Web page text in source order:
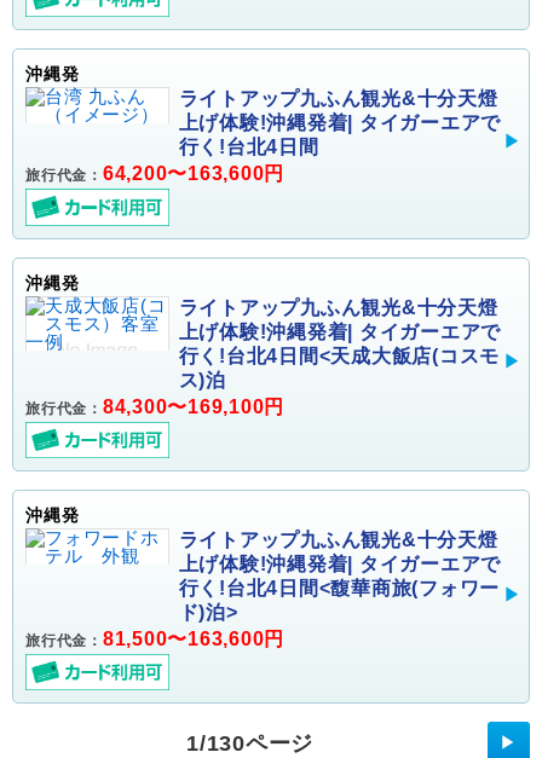
沖縄発
ライトアップ九ふん観光&十分天燈
上げ体験!沖縄発着| タイガーエアで
行く!台北4日間
旅行代金： 64,200〜163,600円
沖縄発
ライトアップ九ふん観光&十分天燈
上げ体験!沖縄発着| タイガーエアで
行く!台北4日間<天成大飯店(コスモ
ス)泊
旅行代金： 84,300〜169,100円
沖縄発
ライトアップ九ふん観光&十分天燈
上げ体験!沖縄発着| タイガーエアで
行く!台北4日間<馥華商旅(フォワー
ド)泊>
旅行代金： 81,500〜163,600円
1/130ページ ▶